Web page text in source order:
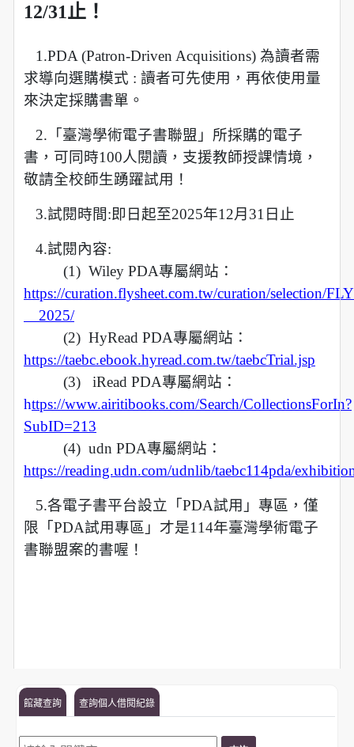
12/31止！
1.PDA (Patron-Driven Acquisitions) 為讀者需
求導向選購模式 : 讀者可先使用， 再依使用量
來決定採購書單。
2.「臺灣學術電子書聯盟」所採購的電子
書，可同時100人閱讀， 支援教師授課情境，
敬請全校師生踴躍試用！
3.試閱時間:即日起至2025年12月31日止
4.試閱內容:
(1) Wiley PDA專屬網站：
https://curation.flysheet.com.tw/curation/selection/
＿2025/
(2) HyRead PDA專屬網站：
https://taebc.ebook.hyread.com.tw/taebcTrial.jsp
(3) iRead PDA專屬網站：
https://www.airitibooks.com/Search/CollectionsForIn?
SubID=213
(4) udn PDA專屬網站：
https://reading.udn.com/udnlib/taebc114pda/
5.各電子書平台設立「PDA試用」專區，僅
限「PDA試用專區」才是114年臺灣學術電子
書聯盟案的書喔！
館藏查詢 查詢個人借閱紀錄